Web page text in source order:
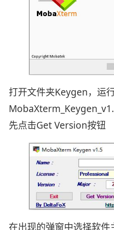
打开文件夹Keygen，运
先点击Get Version按钮
在出现的弹窗中选择软件